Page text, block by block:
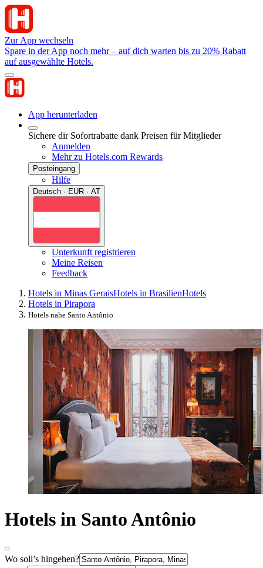
Zur App wechseln
Spare in der App noch mehr – auf dich warten bis zu 20% Rabatt
auf ausgewählte Hotels.
App herunterladen
Sichere dir Sofortrabatte dank Preisen für Mitglieder
Anmelden
Mehr zu Hotels.com Rewards
Posteingang
Hilfe
Deutsch · EUR · AT
Unterkunft registrieren
Meine Reisen
Feedback
Hotels in Minas GeraisHotels in BrasilienHotels
Hotels in Pirapora
Hotels nahe Santo Antônio
Hotels in Santo Antônio
Wo soll’s hingehen?